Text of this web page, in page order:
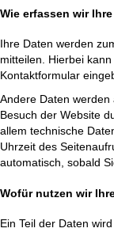
Wie erfassen wir
Ihre Daten werden
mitteilen. Hierbei
Kontaktformular
Andere Daten
Besuch der Website
allem technische
Uhrzeit des
automatisch, sobald
Wofür nutzen wir
Ein Teil der Daten